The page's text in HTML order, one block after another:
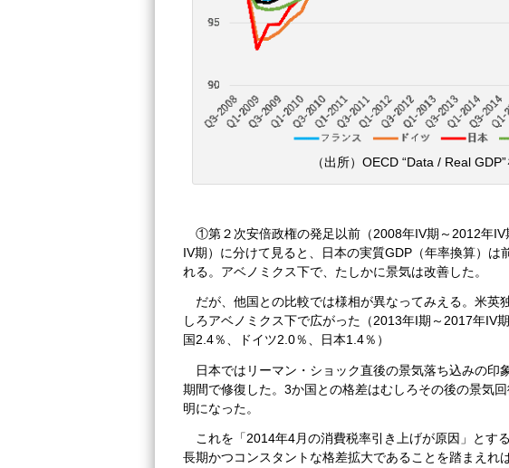
（出所）OECD “Data / Real
①第２次安倍政権の発足以前（2008年IV期～2012年
IV期）に分けて見ると、日本の実質GDP（年率換算）は
れる。アベノミクス下で、たしかに景気は改善した。
だが、他国との比較では様相が異なってみえる。米英
しろアベノミクス下で広がった（2013年I期～2017年IV
国2.4％、ドイツ2.0％、日本1.4％）
日本ではリーマン・ショック直後の景気落ち込みの印
期間で修復した。3か国との格差はむしろその後の景気
明になった。
これを「2014年4月の消費税率引き上げが原因」とす
長期かつコンスタントな格差拡大であることを踏まえれ